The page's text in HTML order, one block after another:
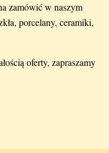
zamówić w naszym
porcelany, ceramiki,
oferty, zapraszamy